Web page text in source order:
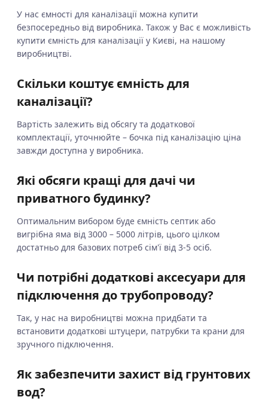
У нас ємності для каналізації можна купити
безпосередньо від виробника. Також у Вас є можливість
купити ємність для каналізації у Києві, на нашому
виробництві.
Скільки коштує ємність для
каналізації?
Вартість залежить від обсягу та додаткової
комплектації, уточнюйте – бочка під каналізацію ціна
завжди доступна у виробника.
Які обсяги кращі для дачі чи
приватного будинку?
Оптимальним вибором буде ємність септик або
вигрібна яма від 3000 – 5000 літрів, цього цілком
достатньо для базових потреб сім'ї від 3-5 осіб.
Чи потрібні додаткові аксесуари для
підключення до трубопроводу?
Так, у нас на виробництві можна придбати та
встановити додаткові штуцери, патрубки та крани для
зручного підключення.
Як забезпечити захист від грунтових
вод?